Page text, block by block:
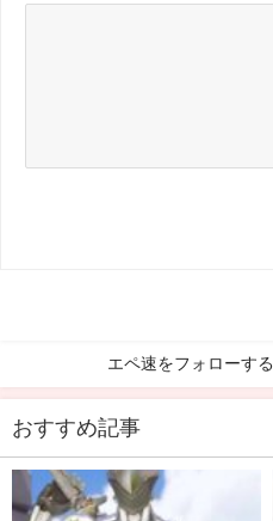
エペ速をフォローする
おすすめ記事